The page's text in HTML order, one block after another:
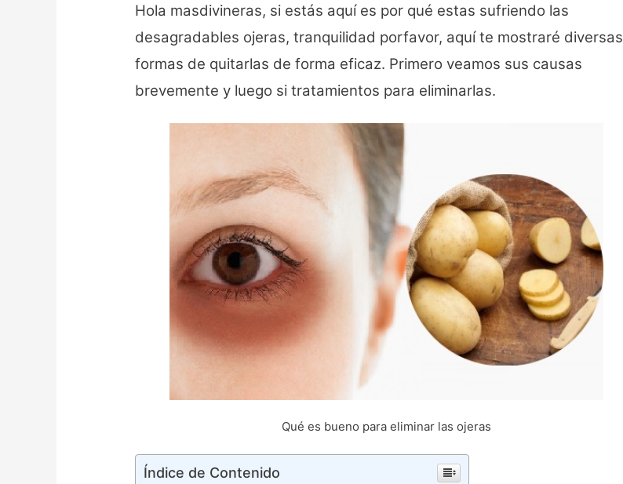
Hola masdivineras, si estás aquí es por qué estas sufriendo las
desagradables ojeras, tranquilidad porfavor, aquí te mostraré diversas
formas de quitarlas de forma eficaz. Primero veamos sus causas
brevemente y luego si tratamientos para eliminarlas.
Qué es bueno para eliminar las ojeras
Índice de Contenido